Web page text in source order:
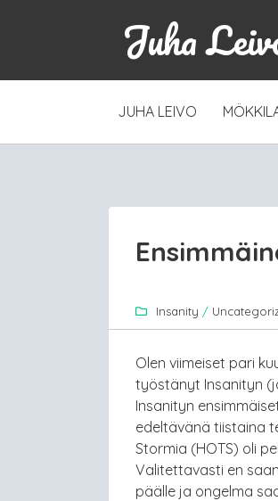
Juha
SKIP
JUHA LEIVO
Insanity /
Olen viimeiset pari
työstänyt Insanityn
Insanityn
edeltävänä tiistaina
Stormia (HOTS) oli
Valitettavasti en
päälle ja ongelma